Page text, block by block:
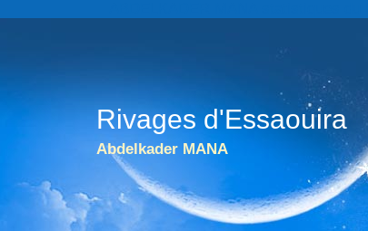
Rivages d'Essaouira
Abdelkader MANA